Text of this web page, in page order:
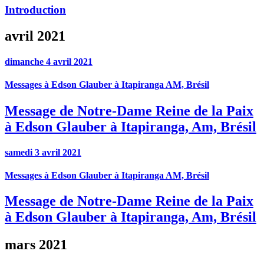
Introduction
avril 2021
dimanche 4 avril 2021
Messages à Edson Glauber à Itapiranga AM, Brésil
Message de Notre-Dame Reine de la Paix
à Edson Glauber à Itapiranga, Am, Brésil
samedi 3 avril 2021
Messages à Edson Glauber à Itapiranga AM, Brésil
Message de Notre-Dame Reine de la Paix
à Edson Glauber à Itapiranga, Am, Brésil
mars 2021